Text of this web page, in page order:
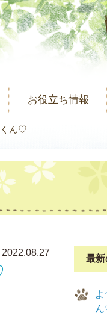
お役立ち情報
ん♡
2022.08.27
最